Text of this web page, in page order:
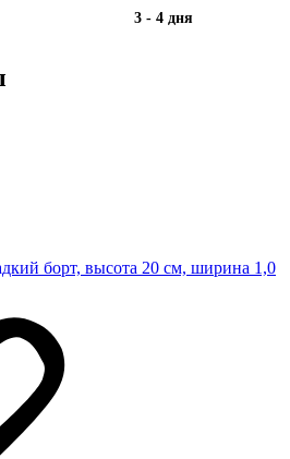
3 - 4 дня
борт, высота 20 см, ширина 1,0